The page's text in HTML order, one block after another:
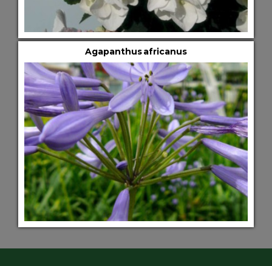
Agapanthus africanus